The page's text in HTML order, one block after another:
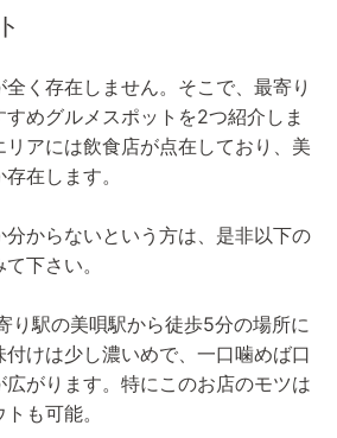
く存在しません。そこで、最寄り
めグルメスポットを2つ紹介しま
アには飲食店が点在しており、美
在します。
分からないという方は、是非以下の
下さい。
り駅の美唄駅から徒歩5分の場所に
けは少し濃いめで、一口噛めば口
がります。特にこのお店のモツは
も可能。